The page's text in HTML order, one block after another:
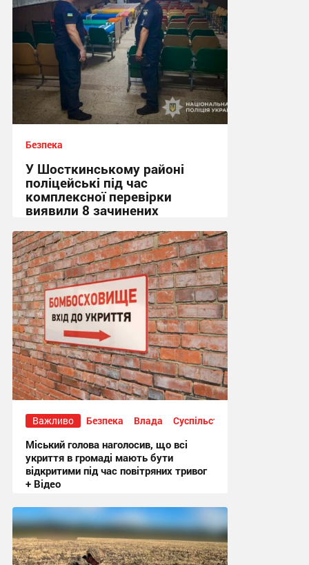
Безпека
У Шосткинському районі
поліцейські під час
комплексної перевірки
виявили 8 зачинених
15:36 вчора
Важливо Безпека Влада Суспільство
Міський голова наголосив, що всі
укриття в громаді мають бути
відкритими під час повітряних тривог
+ Відео
20:50, 3.08.2026